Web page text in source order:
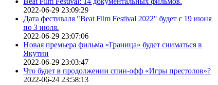
2022-06-29 23:09:29
Дата фестиваля "Beat Film Festival 2022" будет с 19 июня
по 3 июля.
2022-06-29 23:07:06
Новая премьера фильма «Граница» будет сниматься в
Якутии
2022-06-29 23:03:47
Что будет в продолжении спин-офф «Игры престолов»?
2022-06-24 23:58:13